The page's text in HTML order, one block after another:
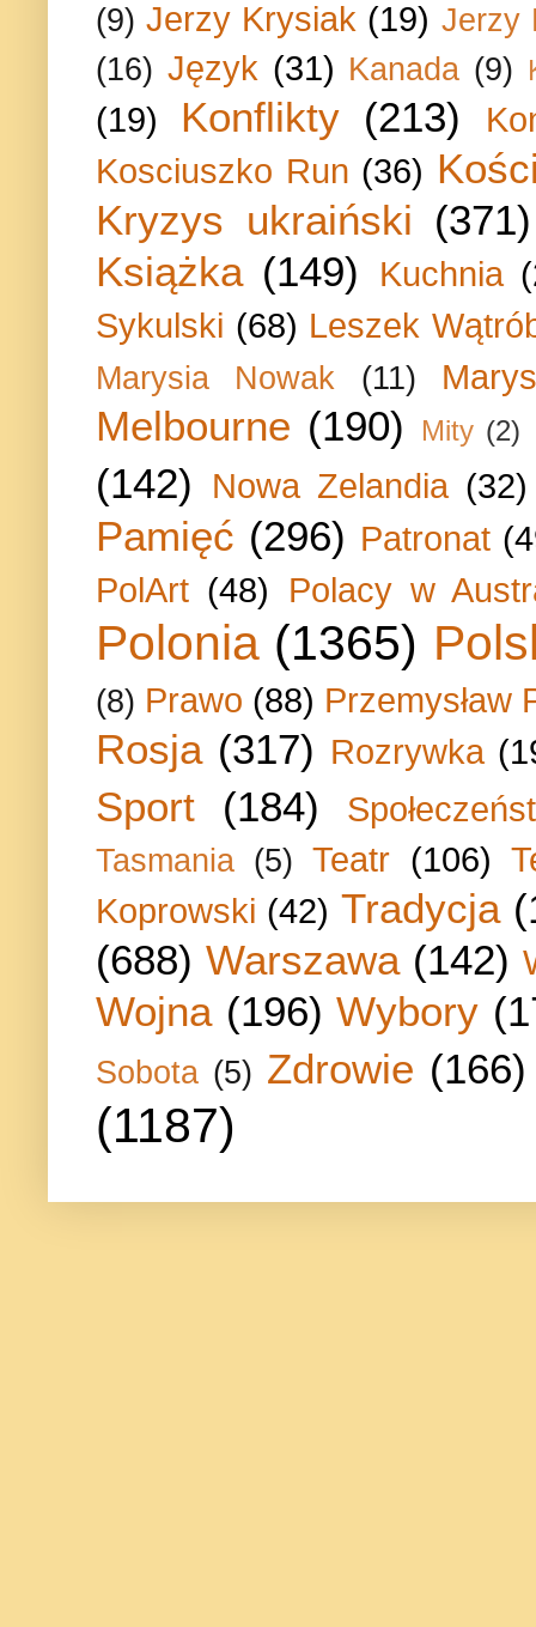
(9) Jerzy Krysiak (19) Jerzy
(16) Język (31) Kanada (9)
(19) Konflikty (213)
Kosciuszko Run (36)
Kryzys ukraiński (371)
Książka (149) Kuchnia
Sykulski (68) Leszek
Marysia Nowak (11)
Melbourne (190) Mity (2)
(142) Nowa Zelandia (32)
Pamięć (296) Patronat
PolArt (48) Polacy w
Polonia (1365)
(8) Prawo (88) Przemysław
Rosja (317) Rozrywka
Sport (184)
Tasmania (5) Teatr (106)
Koprowski (42) Tradycja
(688) Warszawa (142)
Wojna (196) Wybory
Sobota (5) Zdrowie (166)
(1187)